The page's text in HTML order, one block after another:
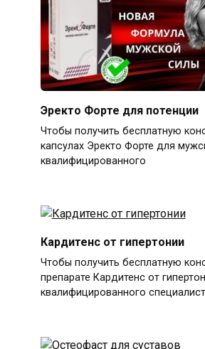
Эректо Форте для потенции
Чтобы получить бесплатную
капсулах Эректо Форте для
квалифицированного
Кардитенс от гипертонии
Чтобы получить бесплатную
препарате Кардитенс от
квалифицированного